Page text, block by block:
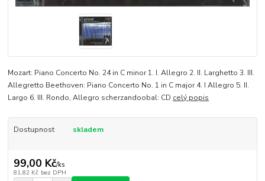
Mozart: Piano Concerto No. 24 in C minor 1. I. Allegro 2. II. Larghetto 3. III.
Allegretto Beethoven: Piano Concerto No. 1 in C major 4. I Allegro 5. II.
Largo 6. III. Rondo, Allegro scherzandoobal: CD celý popis
Dostupnost skladem
99,00 Kč/ks
81,82 Kč bez DPH